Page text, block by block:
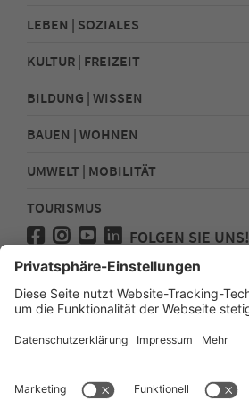
LEBEN | SOZIALES
KULTUR | FREIZEIT
BILDUNG | WISSEN
BAUEN | WOHNEN
UMWELT | MOBILITÄT
TOURISMUS
FOLGEN SIE UNS!
Presse
Kontakt
Impressum
Sitemap